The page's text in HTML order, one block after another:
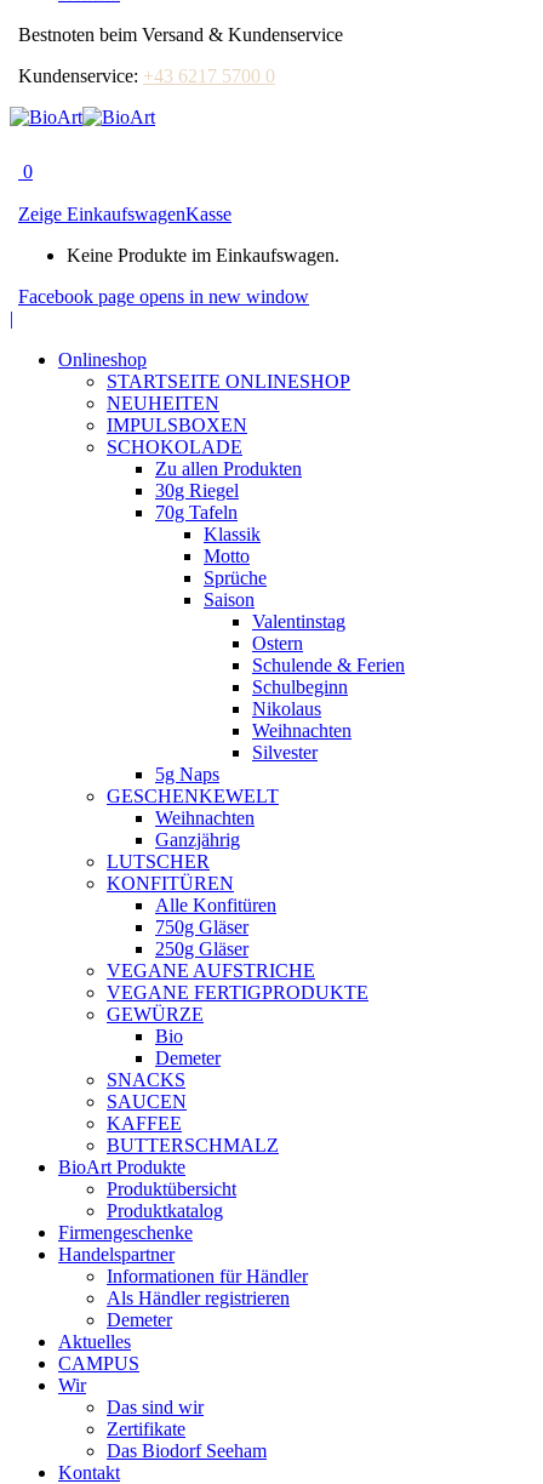
Bestnoten beim Versand & Kundenservice
Kundenservice: +43 6217 5700 0
0
Zeige EinkaufswagenKasse
Keine Produkte im Einkaufswagen.
Facebook page opens in new window
|
Onlineshop
STARTSEITE ONLINESHOP
NEUHEITEN
IMPULSBOXEN
SCHOKOLADE
Zu allen Produkten
30g Riegel
70g Tafeln
Klassik
Motto
Sprüche
Saison
Valentinstag
Ostern
Schulende & Ferien
Schulbeginn
Nikolaus
Weihnachten
Silvester
5g Naps
GESCHENKEWELT
Weihnachten
Ganzjährig
LUTSCHER
KONFITÜREN
Alle Konfitüren
750g Gläser
250g Gläser
VEGANE AUFSTRICHE
VEGANE FERTIGPRODUKTE
GEWÜRZE
Bio
Demeter
SNACKS
SAUCEN
KAFFEE
BUTTERSCHMALZ
BioArt Produkte
Produktübersicht
Produktkatalog
Firmengeschenke
Handelspartner
Informationen für Händler
Als Händler registrieren
Demeter
Aktuelles
CAMPUS
Wir
Das sind wir
Zertifikate
Das Biodorf Seeham
Kontakt